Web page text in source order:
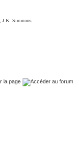
,J.K. Simmons